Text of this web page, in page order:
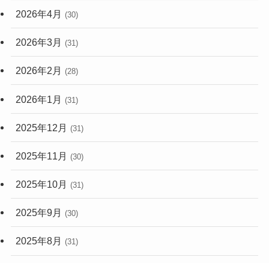
2026年4月 (30)
2026年3月 (31)
2026年2月 (28)
2026年1月 (31)
2025年12月 (31)
2025年11月 (30)
2025年10月 (31)
2025年9月 (30)
2025年8月 (31)